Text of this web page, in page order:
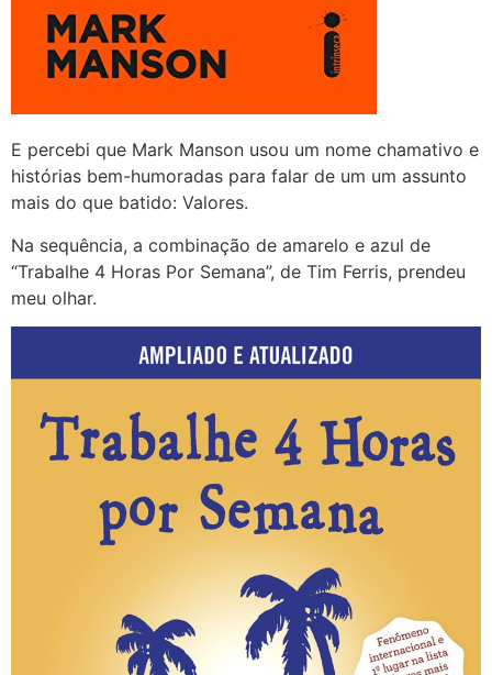
E percebi que Mark Manson usou um nome chamativo e
histórias bem-humoradas para falar de um um assunto
mais do que batido: Valores.
Na sequência, a combinação de amarelo e azul de
“Trabalhe 4 Horas Por Semana”, de Tim Ferris, prendeu
meu olhar.